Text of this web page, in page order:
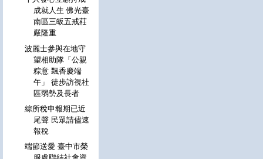
成就人生 佛光臺
南區三皈五戒莊
嚴隆重
波麗士參與在地守
望相助隊「公親
粽意 飄香慶端
午」 徒步訪視社
區弱勢及長者
綜所稅申報期已近
尾聲 民眾請儘速
報稅
端節送愛 臺中市榮